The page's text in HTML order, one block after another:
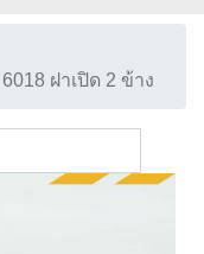
ฝาเปิด 2 ข้าง